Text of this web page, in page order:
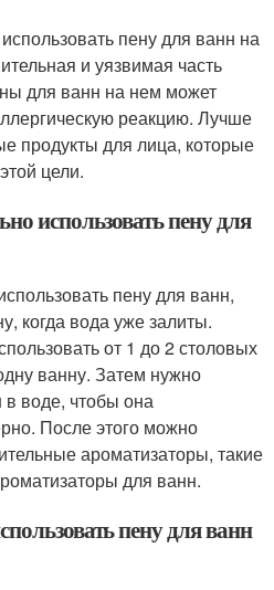
пену для ванн на
и уязвимая часть
для ванн на нем может
реакцию. Лучше
продукты для лица, которые
цели.
использовать пену для
пену для ванн,
когда вода уже залиты.
от 1 до 2 столовых
ванну. Затем нужно
воде, чтобы она
После этого можно
ароматизаторы, такие
для ванн.
пену для ванн